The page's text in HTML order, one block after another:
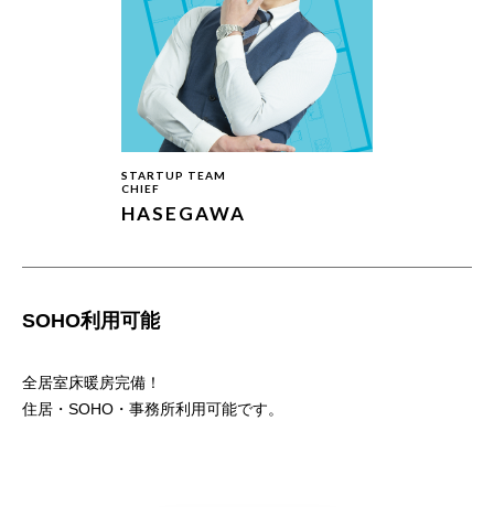
STARTUP TEAM
CHIEF
HASEGAWA
SOHO利用可能
全居室床暖房完備！
住居・SOHO・事務所利用可能です。